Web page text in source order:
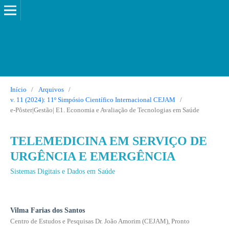
Início / Arquivos
/
v. 11 (2024): 11º Simpósio Científico Internacional CEJAM
/
e-Pôster|Gestão| E1. Economia e Avaliação de Tecnologias em Saúde
TELEMEDICINA EM SERVIÇO DE
URGÊNCIA E EMERGÊNCIA
Sistemas Digitais e Dados em Saúde
Vilma Farias dos Santos
Centro de Estudos e Pesquisas Dr. João Amorim (CEJAM), Pronto